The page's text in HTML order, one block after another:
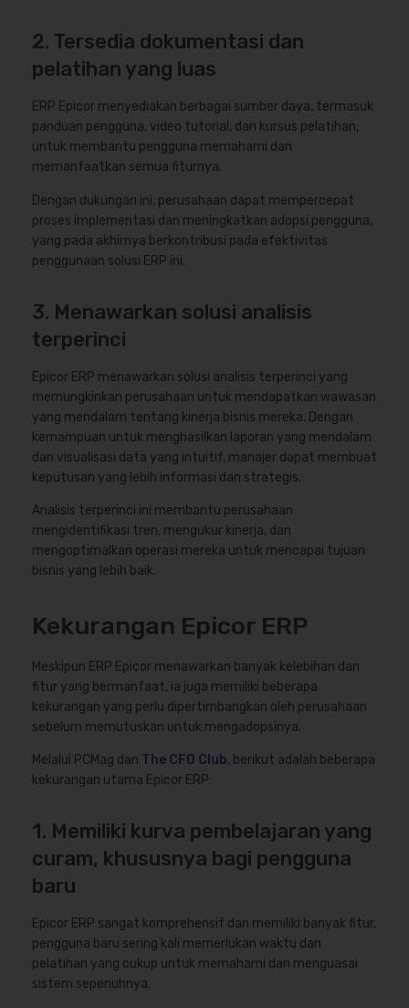
2. Tersedia dokumentasi dan
pelatihan yang luas
ERP Epicor menyediakan berbagai sumber daya, termasuk
panduan pengguna, video tutorial, dan kursus pelatihan,
untuk membantu pengguna memahami dan
memanfaatkan semua fiturnya.
Dengan dukungan ini, perusahaan dapat mempercepat
proses implementasi dan meningkatkan adopsi pengguna,
yang pada akhirnya berkontribusi pada efektivitas
penggunaan solusi ERP ini.
3. Menawarkan solusi analisis
terperinci
Epicor ERP menawarkan solusi analisis terperinci yang
memungkinkan perusahaan untuk mendapatkan wawasan
yang mendalam tentang kinerja bisnis mereka. Dengan
kemampuan untuk menghasilkan laporan yang mendalam
dan visualisasi data yang intuitif, manajer dapat membuat
keputusan yang lebih informasi dan strategis.
Analisis terperinci ini membantu perusahaan
mengidentifikasi tren, mengukur kinerja, dan
mengoptimalkan operasi mereka untuk mencapai tujuan
bisnis yang lebih baik.
Kekurangan Epicor ERP
Meskipun ERP Epicor menawarkan banyak kelebihan dan
fitur yang bermanfaat, ia juga memiliki beberapa
kekurangan yang perlu dipertimbangkan oleh perusahaan
sebelum memutuskan untuk mengadopsinya.
Melalui PCMag dan The CFO Club, berikut adalah beberapa
kekurangan utama Epicor ERP:
1. Memiliki kurva pembelajaran yang
curam, khususnya bagi pengguna
baru
Epicor ERP sangat komprehensif dan memiliki banyak fitur,
pengguna baru sering kali memerlukan waktu dan
pelatihan yang cukup untuk memahami dan menguasai
sistem sepenuhnya.